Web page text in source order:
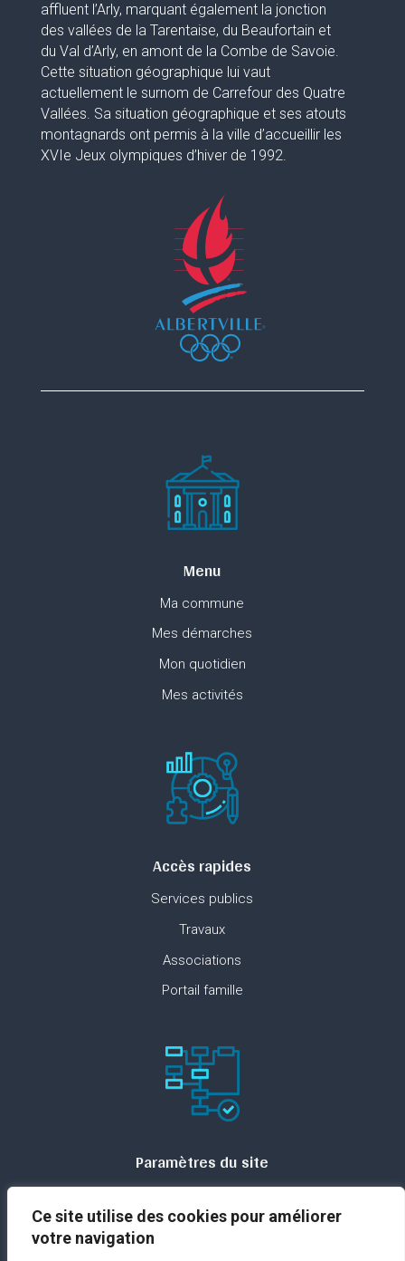
Ce site utilise des cookies pour améliorer
votre navigation
affluent l’Arly, marquant également la jonction
des vallées de la Tarentaise, du Beaufortain et
du Val d’Arly, en amont de la Combe de Savoie.
Cette situation géographique lui vaut
actuellement le surnom de Carrefour des Quatre
Vallées. Sa situation géographique et ses atouts
montagnards ont permis à la ville d’accueillir les
XVIe Jeux olympiques d’hiver de 1992.
Menu
Ma commune
Mes démarches
Mon quotidien
Mes activités
Accès rapides
Services publics
Travaux
Associations
Portail famille
Paramètres du site
Contact